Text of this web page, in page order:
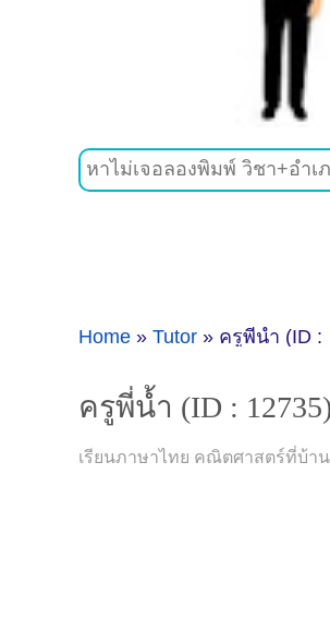
Home » Tutor » ครูพี่น้ำ (ID : 12735) สอนวิชาภาษาไทย คณิตศาสตร์ ที่บุรีรัมย์
ครูพี่น้ำ (ID :
เรียนภาษาไทย คณิตศาสตร์ที่บ้า